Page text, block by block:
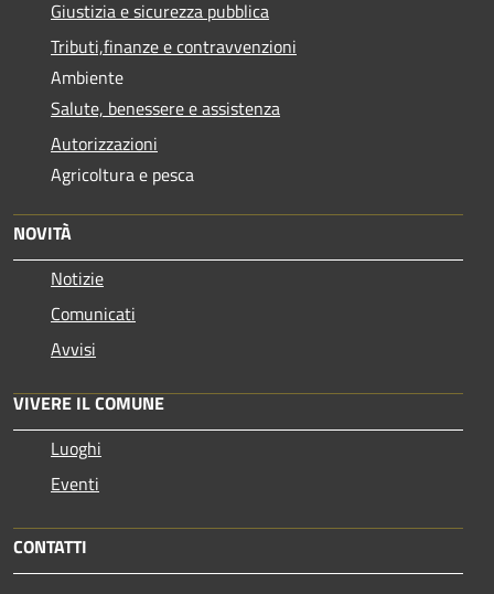
Giustizia e sicurezza pubblica
Tributi,finanze e contravvenzioni
Ambiente
Salute, benessere e assistenza
Autorizzazioni
Agricoltura e pesca
NOVITÀ
Notizie
Comunicati
Avvisi
VIVERE IL COMUNE
Luoghi
Eventi
CONTATTI